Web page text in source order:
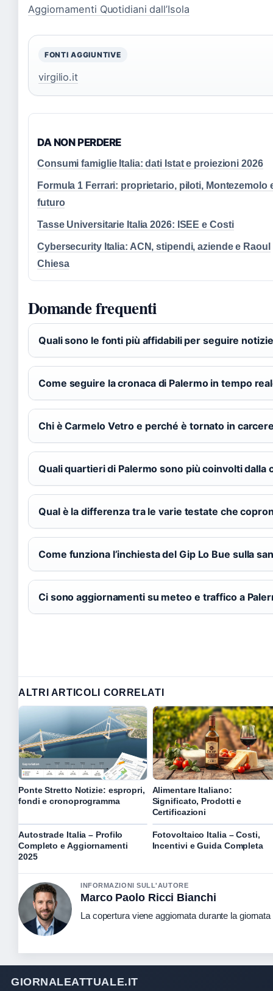
Aggiornamenti Quotidiani dall’Isola
FONTI AGGIUNTIVE
virgilio.it
DA NON PERDERE
Consumi famiglie Italia: dati Istat e proiezioni 2026
Formula 1 Ferrari: proprietario, piloti, Montezemolo
futuro
Tasse Universitarie Italia 2026: ISEE e Costi
Cybersecurity Italia: ACN, stipendi, aziende e Raoul
Chiesa
Domande frequenti
Quali sono le fonti più affidabili per seguire
Come seguire la cronaca di Palermo in tempo
Chi è Carmelo Vetro e perché è tornato in
Quali quartieri di Palermo sono più coinvolti dalla
Qual è la differenza tra le varie testate che
Come funziona l’inchiesta del Gip Lo Bue sulla
Ci sono aggiornamenti su meteo e traffico a
ALTRI ARTICOLI CORRELATI
Ponte Stretto Notizie: espropri,
fondi e cronoprogramma
Alimentare Italiano:
Significato, Prodotti e
Certificazioni
Autostrade Italia – Profilo
Completo e Aggiornamenti
2025
Fotovoltaico Italia – Costi,
Incentivi e Guida Completa
INFORMAZIONI SULL'AUTORE
Marco Paolo Ricci Bianchi
La copertura viene aggiornata durante la
GIORNALEATTUALE.IT